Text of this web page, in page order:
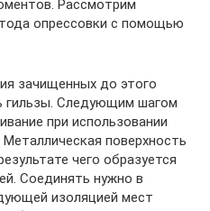
Рассмотрим
опрессовки с помощью
зачищенных до этого
гильзы. Следующим шагом
при использовании
поверхность
чего образуется
Соединять нужно в
изоляцией мест